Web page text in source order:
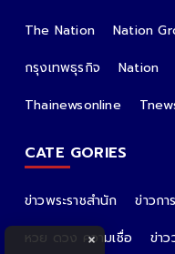
The Nation Nation
กรุงเทพธุรกิจ
Nation
Thainewsonline
CATE GORIES
ข่าวพระราชสำนัก ข่าวกา
หวย ดวง ความเชื่อ
ข่าว
×